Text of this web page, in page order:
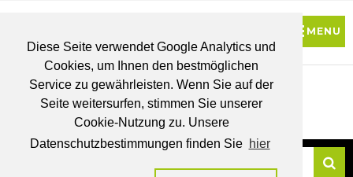
Diese Seite verwendet Google Analytics und
Cookies, um Ihnen den bestmöglichen
Service zu gewährleisten. Wenn Sie auf der
Seite weitersurfen, stimmen Sie unserer
Cookie-Nutzung zu. Unsere
Datenschutzbestimmungen finden Sie hier
BRUTTO
PREISE
MEIN
WUNSCHLISTE